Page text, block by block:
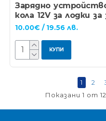
Зарядно
кола 12V за лодки за
10.00€ / 19.56 лв.
КУПИ
1 2
Показани 1 от